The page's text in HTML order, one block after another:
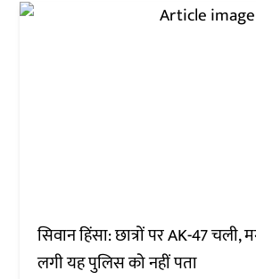
सिवान हिंसा: छात्रों पर AK-47
लगी यह पुलिस को नहीं पता